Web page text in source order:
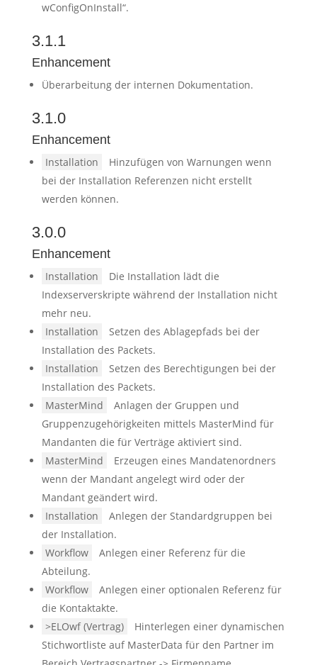
wConfigOnInstall“.
3.1.1
Enhancement
Überarbeitung der internen Dokumentation.
3.1.0
Enhancement
Installation
Hinzufügen von Warnungen wenn
bei der Installation Referenzen nicht erstellt
werden können.
3.0.0
Enhancement
Installation
Die Installation lädt die
Indexserverskripte während der Installation nicht
mehr neu.
Installation
Setzen des Ablagepfads bei der
Installation des Packets.
Installation
Setzen des Berechtigungen bei der
Installation des Packets.
MasterMind
Anlagen der Gruppen und
Gruppenzugehörigkeiten mittels MasterMind für
Mandanten die für Verträge aktiviert sind.
MasterMind
Erzeugen eines Mandatenordners
wenn der Mandant angelegt wird oder der
Mandant geändert wird.
Installation
Anlegen der Standardgruppen bei
der Installation.
Workflow
Anlegen einer Referenz für die
Abteilung.
Workflow
Anlegen einer optionalen Referenz für
die Kontaktakte.
>ELOwf (Vertrag)
Hinterlegen einer dynamischen
Stichwortliste auf MasterData für den Partner im